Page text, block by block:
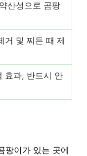
산성으로 곰팡
거 및 찌든 때 제
효과, 반드시 안
팡이가 있는 곳에